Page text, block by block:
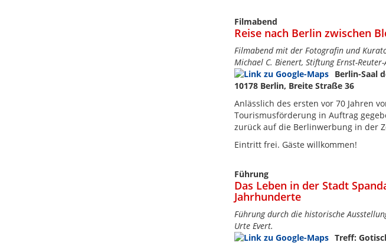
Filmabend
Reise nach Berlin zwischen
Filmabend mit der Fotografin und
Michael C. Bienert, Stiftung Ernst-Reuter-
Berlin-Saal
10178 Berlin, Breite Straße 36
Anlässlich des ersten vor 70 Jahren
Tourismusförderung in Auftrag
zurück auf die Berlinwerbung in der
Eintritt frei. Gäste willkommen!
Führung
Das Leben in der Stadt
Jahrhunderte
Führung durch die historische
Urte Evert.
Treff: